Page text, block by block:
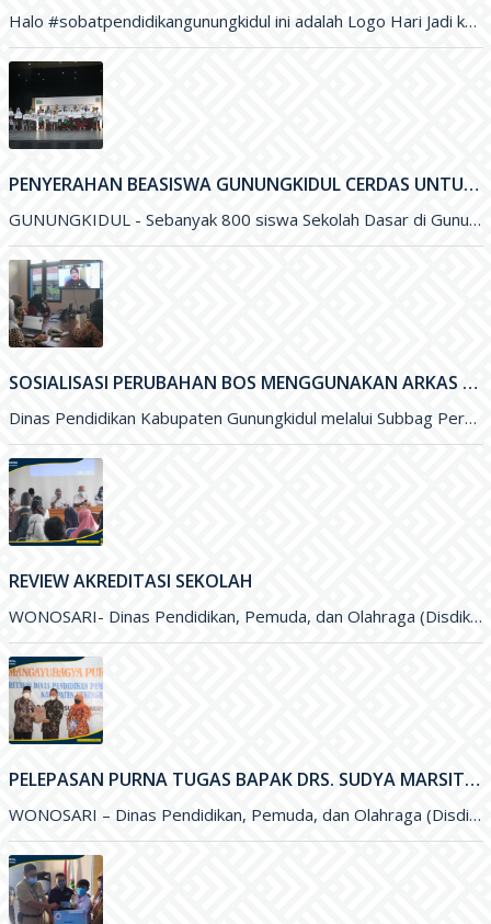
Halo #sobatpendidikangunungkidul ini adalah Logo Hari Jadi ke-194 Kabupaten Gunungkidul yang merupakan karya Saudara Blasius Yudhatama dengan mengusung tema
PENYERAHAN BEASISWA GUNUNGKIDUL CERDAS UNTUK PENINGKATAN KUALITAS PENDIDIKAN DI KABUPATEN GUNUNGKIDUL
GUNUNGKIDUL - Sebanyak 800 siswa Sekolah Dasar di Gunungkidul menerima Beasiswa Gunungkidul Cerdas dengan besaran per tahun sejumlah Rp. 500 ribu
SOSIALISASI PERUBAHAN BOS MENGGUNAKAN ARKAS TAHUN 2022 MELALUI ZOOM MEETING
Dinas Pendidikan Kabupaten Gunungkidul melalui Subbag Perencanaan melakukan Sosialisasi Perubahan Anggaran Dana BOS menggunakan ARKAS Tahun 2022 melalui media Zoom
REVIEW AKREDITASI SEKOLAH
WONOSARI- Dinas Pendidikan, Pemuda, dan Olahraga (Disdikpora) Kabupaten Gunungkidul melalui Bidang Sekolah Menegah Pertama menyelenggarakan Review Akreditasi Sekolah. Kegiatan yang
PELEPASAN PURNA TUGAS BAPAK DRS. SUDYA MARSITA, M.M. SELAKU SEKRETARIS DISDIKPORA KABUPATEN GUNUNGKIDUL
WONOSARI – Dinas Pendidikan, Pemuda, dan Olahraga (Disdikpora) Kabupaten Gunungkidul menyelenggarakan kegiatan Pelepasan Purna Tugas Bapak Drs. Sudya Marsita, M.M